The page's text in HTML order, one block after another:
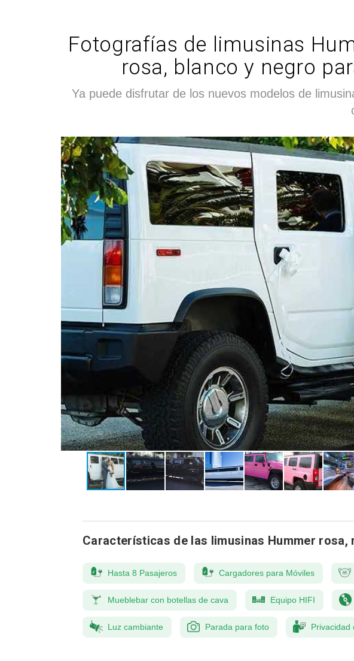
Fotografías de limusinas
rosa, blanco y negro
Ya puede disfrutar de los nuevos modelos de
Características de las limusinas Hummer rosa,
Hasta 8 Pasajeros Cargadores para Móviles
Mueblebar con botellas de cava Equipo HIFI
Luz cambiante Parada para foto Privacidad